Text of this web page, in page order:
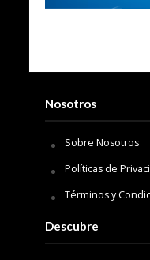
Nosotros
Sobre Nosotros
Políticas de
Términos y
Descubre